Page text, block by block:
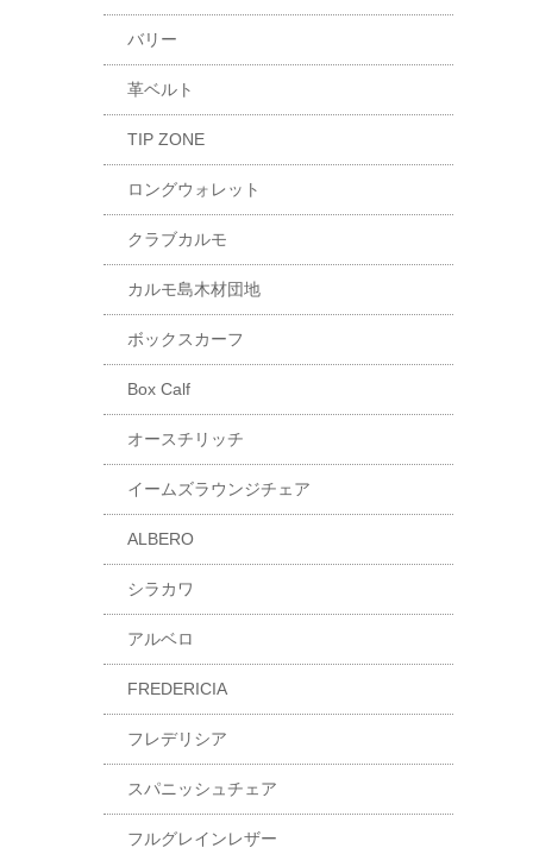
バリー
革ベルト
TIP ZONE
ロングウォレット
クラブカルモ
カルモ島木材団地
ボックスカーフ
Box Calf
オースチリッチ
イームズラウンジチェア
ALBERO
シラカワ
アルベロ
FREDERICIA
フレデリシア
スパニッシュチェア
フルグレインレザー